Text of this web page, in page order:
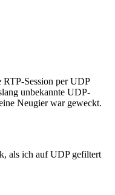
Session per UDP
unbekannte UDP-
Neugier war geweckt.
als ich auf UDP gefiltert